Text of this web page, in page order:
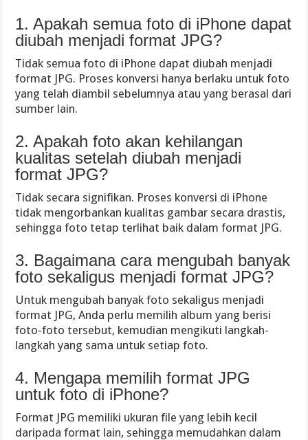
1. Apakah semua foto di iPhone dapat
diubah menjadi format JPG?
Tidak semua foto di iPhone dapat diubah menjadi
format JPG. Proses konversi hanya berlaku untuk foto
yang telah diambil sebelumnya atau yang berasal dari
sumber lain.
2. Apakah foto akan kehilangan
kualitas setelah diubah menjadi
format JPG?
Tidak secara signifikan. Proses konversi di iPhone
tidak mengorbankan kualitas gambar secara drastis,
sehingga foto tetap terlihat baik dalam format JPG.
3. Bagaimana cara mengubah banyak
foto sekaligus menjadi format JPG?
Untuk mengubah banyak foto sekaligus menjadi
format JPG, Anda perlu memilih album yang berisi
foto-foto tersebut, kemudian mengikuti langkah-
langkah yang sama untuk setiap foto.
4. Mengapa memilih format JPG
untuk foto di iPhone?
Format JPG memiliki ukuran file yang lebih kecil
daripada format lain, sehingga memudahkan dalam